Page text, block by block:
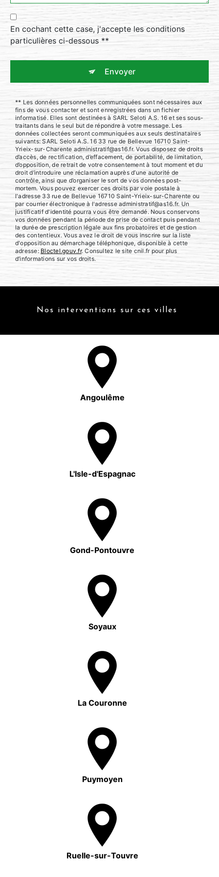
En cochant cette case, j'accepte les conditions
particulières ci-dessous **
Envoyer
** Les données personnelles communiquées sont nécessaires aux
fins de vous contacter et sont enregistrées dans un fichier
informatisé. Elles sont destinées à SARL Seloti A.S. 16 et ses sous-
traitants dans le seul but de répondre à votre message. Les
données collectées seront communiquées aux seuls destinataires
suivants: SARL Seloti A.S. 16 33 rue de Bellevue 16710 Saint-
Yrieix-sur-Charente administratif@as16.fr. Vous disposez de droits
d’accès, de rectification, d’effacement, de portabilité, de limitation,
d’opposition, de retrait de votre consentement à tout moment et du
droit d’introduire une réclamation auprès d’une autorité de
contrôle, ainsi que d’organiser le sort de vos données post-
mortem. Vous pouvez exercer ces droits par voie postale à
l'adresse 33 rue de Bellevue 16710 Saint-Yrieix-sur-Charente ou
par courrier électronique à l'adresse administratif@as16.fr. Un
justificatif d'identité pourra vous être demandé. Nous conservons
vos données pendant la période de prise de contact puis pendant
la durée de prescription légale aux fins probatoires et de gestion
des contentieux. Vous avez le droit de vous inscrire sur la liste
d'opposition au démarchage téléphonique, disponible à cette
adresse: Bloctel.gouv.fr. Consultez le site cnil.fr pour plus
d’informations sur vos droits.
Nos interventions sur ces villes
Angoulême
L'Isle-d'Espagnac
Gond-Pontouvre
Soyaux
La Couronne
Puymoyen
Ruelle-sur-Touvre